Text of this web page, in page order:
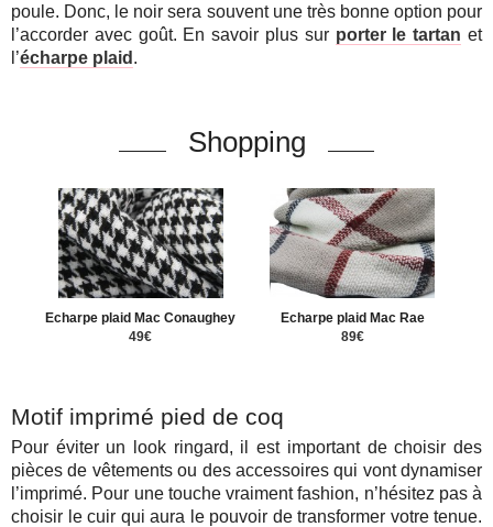
poule. Donc, le noir sera souvent une très bonne option pour
l’accorder avec goût. En savoir plus sur porter le tartan et
l’écharpe plaid .
Shopping
Echarpe plaid Mac Conaughey
49€
Echarpe plaid Mac Rae
89€
Motif imprimé pied de coq
Pour éviter un look ringard, il est important de choisir des
pièces de vêtements ou des accessoires qui vont dynamiser
l’imprimé. Pour une touche vraiment fashion, n’hésitez pas à
choisir le cuir qui aura le pouvoir de transformer votre tenue.